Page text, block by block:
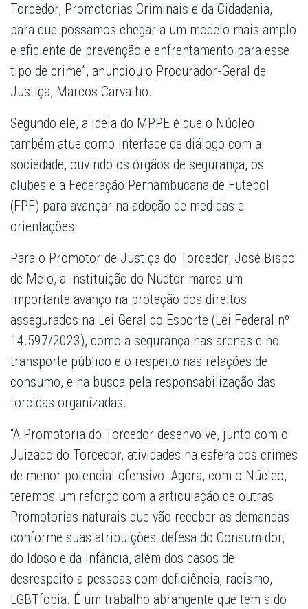
Torcedor, Promotorias Criminais e da Cidadania,
para que possamos chegar a um modelo mais amplo
e eficiente de prevenção e enfrentamento para esse
tipo de crime”, anunciou o Procurador-Geral de
Justiça, Marcos Carvalho.
Segundo ele, a ideia do MPPE é que o Núcleo
também atue como interface de diálogo com a
sociedade, ouvindo os órgãos de segurança, os
clubes e a Federação Pernambucana de Futebol
(FPF) para avançar na adoção de medidas e
orientações.
Para o Promotor de Justiça do Torcedor, José Bispo
de Melo, a instituição do Nudtor marca um
importante avanço na proteção dos direitos
assegurados na Lei Geral do Esporte (Lei Federal nº
14.597/2023), como a segurança nas arenas e no
transporte público e o respeito nas relações de
consumo, e na busca pela responsabilização das
torcidas organizadas.
“A Promotoria do Torcedor desenvolve, junto com o
Juizado do Torcedor, atividades na esfera dos crimes
de menor potencial ofensivo. Agora, com o Núcleo,
teremos um reforço com a articulação de outras
Promotorias naturais que vão receber as demandas
conforme suas atribuições: defesa do Consumidor,
do Idoso e da Infância, além dos casos de
desrespeito a pessoas com deficiência, racismo,
LGBTfobia. É um trabalho abrangente que tem sido